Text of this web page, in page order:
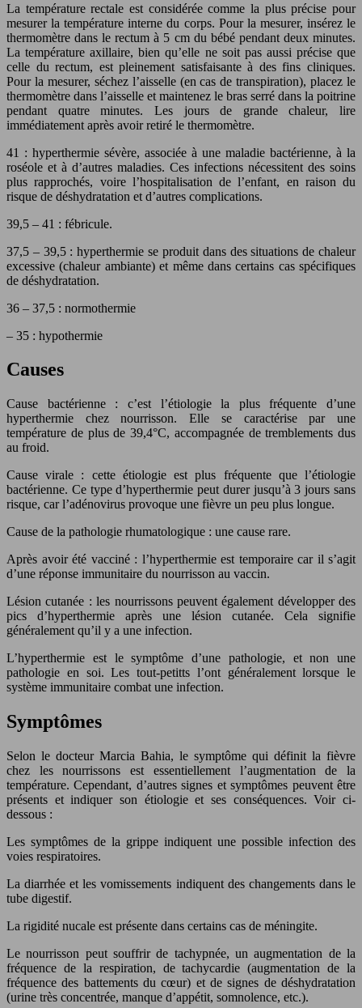
La température rectale est considérée comme la plus précise pour
mesurer la température interne du corps. Pour la mesurer, insérez le
thermomètre dans le rectum à 5 cm du bébé pendant deux minutes.
La température axillaire, bien qu’elle ne soit pas aussi précise que
celle du rectum, est pleinement satisfaisante à des fins cliniques.
Pour la mesurer, séchez l’aisselle (en cas de transpiration), placez le
thermomètre dans l’aisselle et maintenez le bras serré dans la poitrine
pendant quatre minutes. Les jours de grande chaleur, lire
immédiatement après avoir retiré le thermomètre.
41 : hyperthermie sévère, associée à une maladie bactérienne, à la
roséole et à d’autres maladies. Ces infections nécessitent des soins
plus rapprochés, voire l’hospitalisation de l’enfant, en raison du
risque de déshydratation et d’autres complications.
39,5 – 41 : fébricule.
37,5 – 39,5 : hyperthermie se produit dans des situations de chaleur
excessive (chaleur ambiante) et même dans certains cas spécifiques
de déshydratation.
36 – 37,5 : normothermie
– 35 : hypothermie
Causes
Cause bactérienne : c’est l’étiologie la plus fréquente d’une
hyperthermie chez nourrisson. Elle se caractérise par une
température de plus de 39,4°C, accompagnée de tremblements dus
au froid.
Cause virale : cette étiologie est plus fréquente que l’étiologie
bactérienne. Ce type d’hyperthermie peut durer jusqu’à 3 jours sans
risque, car l’adénovirus provoque une fièvre un peu plus longue.
Cause de la pathologie rhumatologique : une cause rare.
Après avoir été vacciné : l’hyperthermie est temporaire car il s’agit
d’une réponse immunitaire du nourrisson au vaccin.
Lésion cutanée : les nourrissons peuvent également développer des
pics d’hyperthermie après une lésion cutanée. Cela signifie
généralement qu’il y a une infection.
L’hyperthermie est le symptôme d’une pathologie, et non une
pathologie en soi. Les tout-petitts l’ont généralement lorsque le
système immunitaire combat une infection.
Symptômes
Selon le docteur Marcia Bahia, le symptôme qui définit la fièvre
chez les nourrissons est essentiellement l’augmentation de la
température. Cependant, d’autres signes et symptômes peuvent être
présents et indiquer son étiologie et ses conséquences. Voir ci-
dessous :
Les symptômes de la grippe indiquent une possible infection des
voies respiratoires.
La diarrhée et les vomissements indiquent des changements dans le
tube digestif.
La rigidité nucale est présente dans certains cas de méningite.
Le nourrisson peut souffrir de tachypnée, un augmentation de la
fréquence de la respiration, de tachycardie (augmentation de la
fréquence des battements du cœur) et de signes de déshydratation
(urine très concentrée, manque d’appétit, somnolence, etc.).